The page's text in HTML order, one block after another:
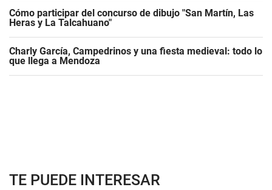
Cómo participar del concurso de dibujo "San Martín, Las
Heras y La Talcahuano"
Charly García, Campedrinos y una fiesta medieval: todo lo
que llega a Mendoza
TE PUEDE INTERESAR